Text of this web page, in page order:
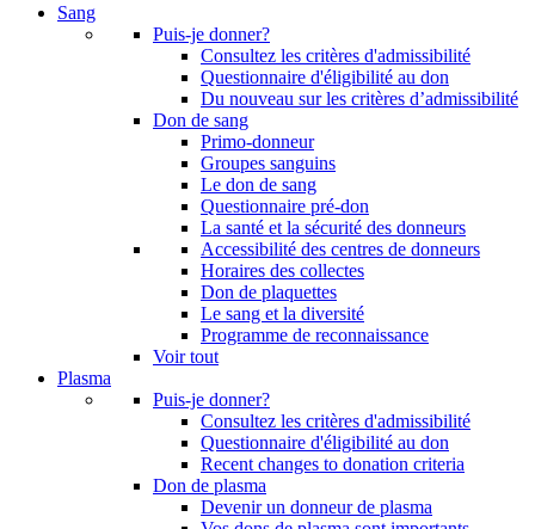
Sang
Puis-je donner?
Consultez les critères d'admissibilité
Questionnaire d'éligibilité au don
Du nouveau sur les critères d’admissibilité
Don de sang
Primo-donneur
Groupes sanguins
Le don de sang
Questionnaire pré-don
La santé et la sécurité des donneurs
Accessibilité des centres de donneurs
Horaires des collectes
Don de plaquettes
Le sang et la diversité
Programme de reconnaissance
Voir tout
Plasma
Puis-je donner?
Consultez les critères d'admissibilité
Questionnaire d'éligibilité au don
Recent changes to donation criteria
Don de plasma
Devenir un donneur de plasma